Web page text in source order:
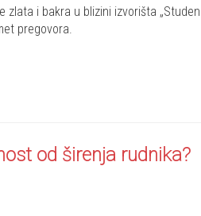
i bakra u blizini izvorišta
pregovora.
od širenja rudnika?